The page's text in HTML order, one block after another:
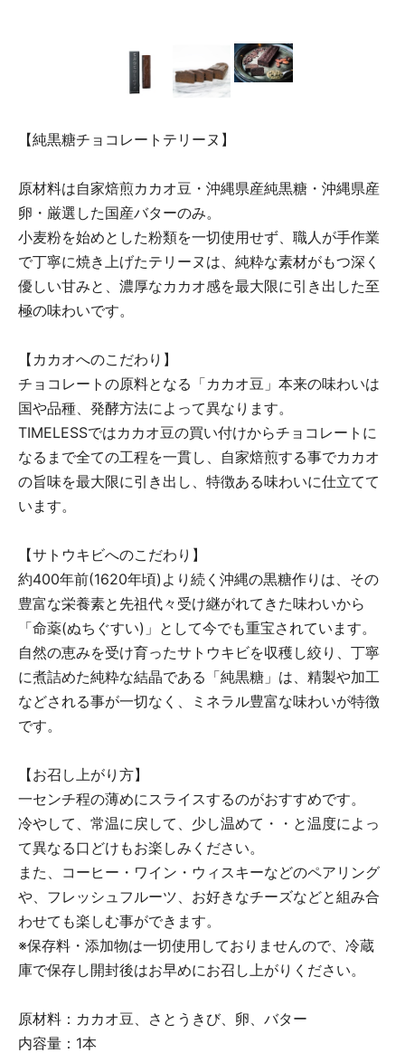
【純黒糖チョコレートテリーヌ】
原材料は自家焙煎カカオ豆・沖縄県産純黒糖・沖縄県産
卵・厳選した国産バターのみ。
小麦粉を始めとした粉類を一切使用せず、職人が手作業
で丁寧に焼き上げたテリーヌは、純粋な素材がもつ深く
優しい甘みと、濃厚なカカオ感を最大限に引き出した至
極の味わいです。
【カカオへのこだわり】
チョコレートの原料となる「カカオ豆」本来の味わいは
国や品種、発酵方法によって異なります。
TIMELESSではカカオ豆の買い付けからチョコレートに
なるまで全ての工程を一貫し、自家焙煎する事でカカオ
の旨味を最大限に引き出し、特徴ある味わいに仕立てて
います。
【サトウキビへのこだわり】
約400年前(1620年頃)より続く沖縄の黒糖作りは、その
豊富な栄養素と先祖代々受け継がれてきた味わいから
「命薬(ぬちぐすい)」として今でも重宝されています。
自然の恵みを受け育ったサトウキビを収穫し絞り、丁寧
に煮詰めた純粋な結晶である「純黒糖」は、精製や加工
などされる事が一切なく、ミネラル豊富な味わいが特徴
です。
【お召し上がり方】
一センチ程の薄めにスライスするのがおすすめです。
冷やして、常温に戻して、少し温めて・・と温度によっ
て異なる口どけもお楽しみください。
また、コーヒー・ワイン・ウィスキーなどのペアリング
や、フレッシュフルーツ、お好きなチーズなどと組み合
わせても楽しむ事ができます。
※保存料・添加物は一切使用しておりませんので、冷蔵
庫で保存し開封後はお早めにお召し上がりください。
原材料：カカオ豆、さとうきび、卵、バター
内容量：1本